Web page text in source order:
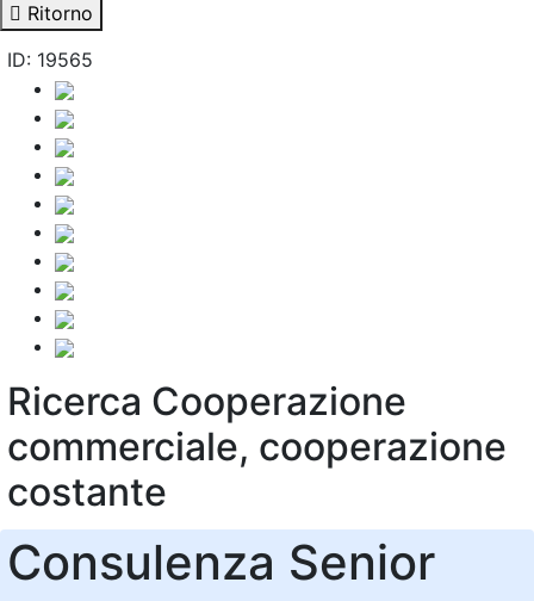
Ritorno
ID: 19565
Ricerca Cooperazione
commerciale, cooperazione
costante
Consulenza Senior